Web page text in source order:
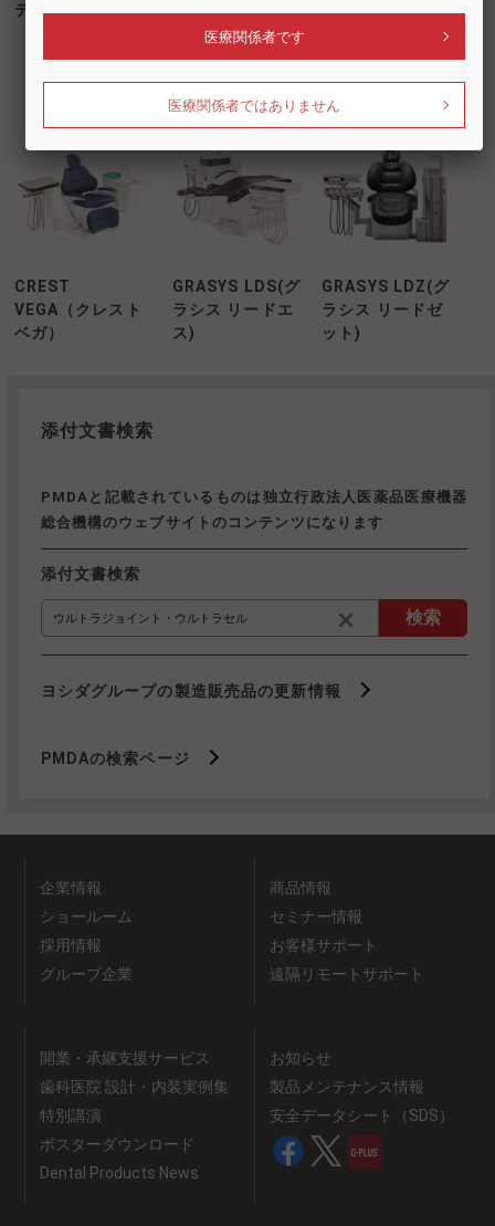
テーブルシート
SEIGA（セイ
SEIGA NV
ネクストビジョ
ンスタイル）
CREST
VEGA（クレスト
ベガ）
GRASYS LDS(グ
ラシス リードエ
ス)
GRASYS LDZ(グ
ラシス リードゼ
ット)
添付文書検索
PMDAと記載されているものは独立行政法人医薬品医療機器
総合機構のウェブサイトのコンテンツになります
添付文書検索
検索
ヨシダグループの製造販売品の更新情報
PMDAの検索ページ
企業情報
ショールーム
採用情報
グループ企業
商品情報
セミナー情報
お客様サポート
遠隔リモートサポート
開業・承継支援サービス
歯科医院 設計・内装実例集
特別講演
ポスターダウンロード
Dental Products News
お知らせ
製品メンテナンス情報
安全データシート（SDS）
医療関係者です
医療関係者ではありません